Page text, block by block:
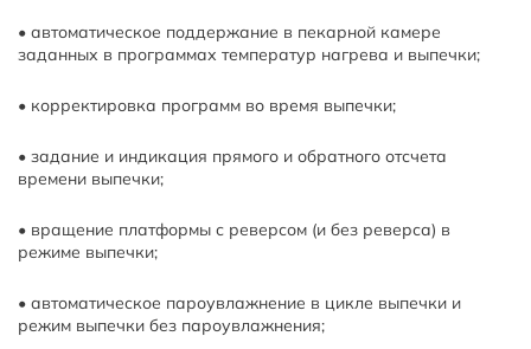
• автоматическое поддержание в пекарной камере
заданных в программах температур нагрева и выпечки;
• корректировка программ во время выпечки;
• задание и индикация прямого и обратного отсчета
времени выпечки;
• вращение платформы с реверсом (и без реверса) в
режиме выпечки;
• автоматическое пароувлажнение в цикле выпечки и
режим выпечки без пароувлажнения;